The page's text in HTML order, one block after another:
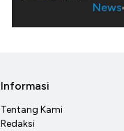
News
Informasi
Tentang Kami
Redaksi